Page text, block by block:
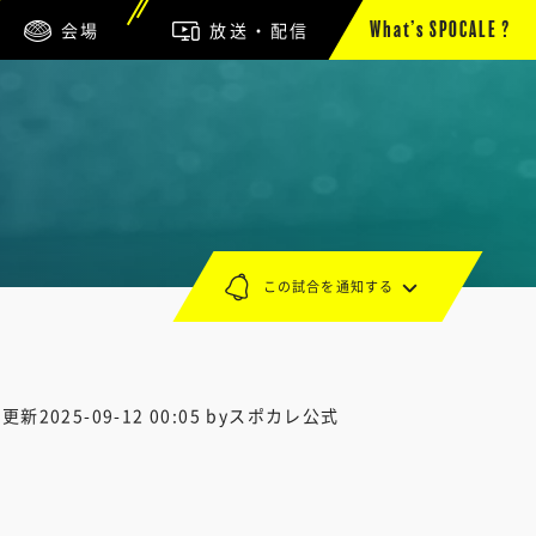
会場 放送・配信 What’s SPOCALE ?
新2025-09-12 00:05 byスポカレ公式
この試合を通知する